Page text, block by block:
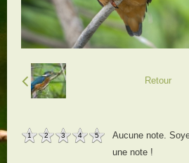
Retour
1 2 3 4 5
Aucune note.
une note !